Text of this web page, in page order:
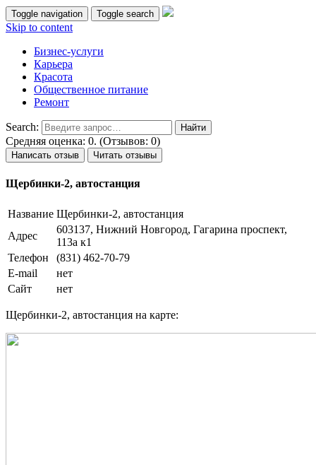
Toggle navigation Toggle search
Skip to content
Бизнес-услуги
Карьера
Красота
Общественное питание
Ремонт
Search:
Средняя оценка: 0. (Отзывов: 0)
Написать отзыв Читать отзывы
Щербинки-2, автостанция
Название Щербинки-2, автостанция
Адрес
603137, Нижний Новгород, Гагарина проспект,
113а к1
Телефон
(831) 462-70-79
E-mail
нет
Сайт
нет
Щербинки-2, автостанция на карте: